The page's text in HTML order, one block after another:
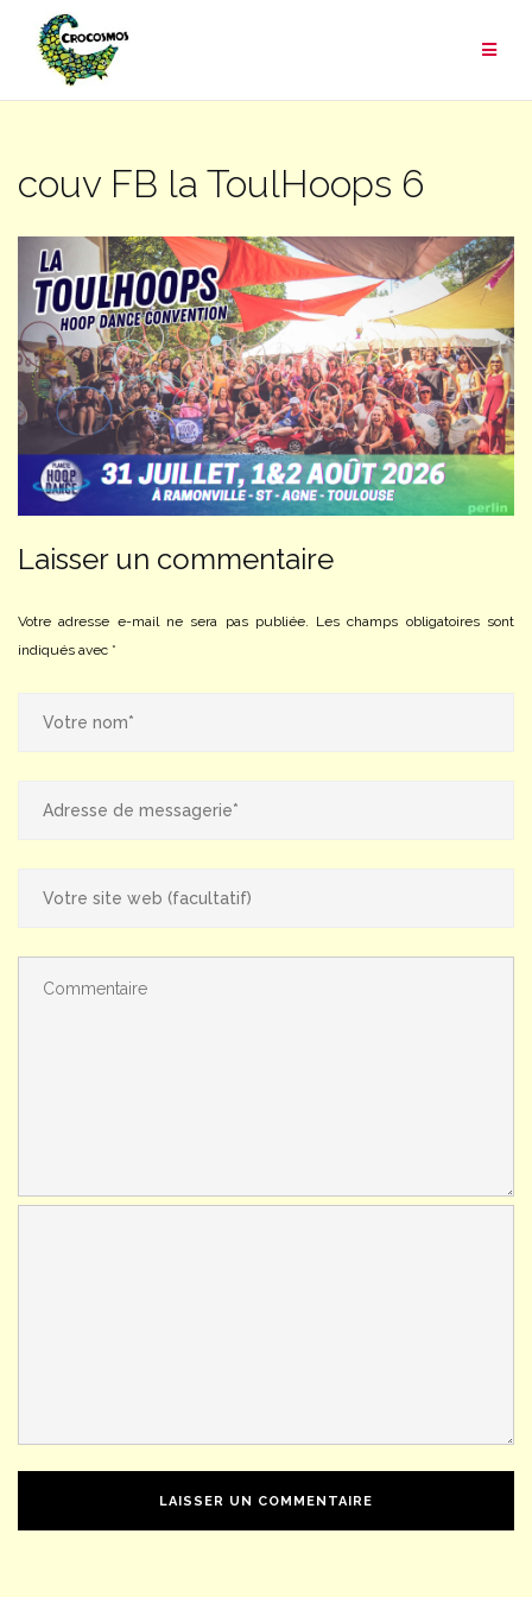
contenu
couv FB la ToulHoops 6
Laisser un commentaire
Votre adresse e-mail ne sera pas publiée. Les champs obligatoires sont
indiqués avec *